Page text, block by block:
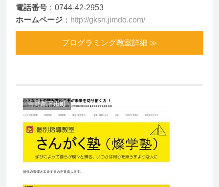
電話番号 ：0744-42-2953
ホームページ ： http://gksn.jimdo.com/
プログラミング教室詳細 ≫
吉野郡下市町